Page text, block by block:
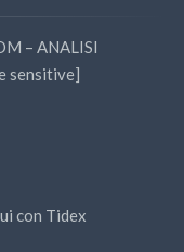
– ANALISI
sensitive]
con Tidex